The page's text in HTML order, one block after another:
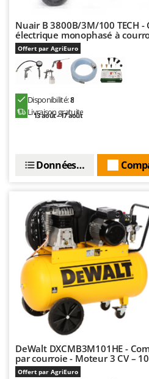
Stiga
Stocker
Sunseeker
T
Tecla
TecnoGen
Tellarini Pompe
Tineco
Tornado
Tre Spade
Trev - Abrek - TecnoVIR
Trotec
Troy-Bilt
Udor
Unger
V
Verdemax
Nuair B 3800B/3M/100 TECH
électrique monophasé à
Offert par AgriEuro
Disponibilité:8
Livraison gratuite
13 août - 17 août
Données techniques
DeWalt DXCMB3M101HE -
par courroie - Moteur 3 CV –
Offert par AgriEuro